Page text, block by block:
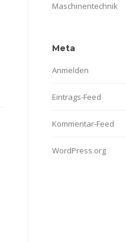
Maschinentechnik
Meta
Anmelden
Eintrags-Feed
Kommentar-Feed
WordPress.org